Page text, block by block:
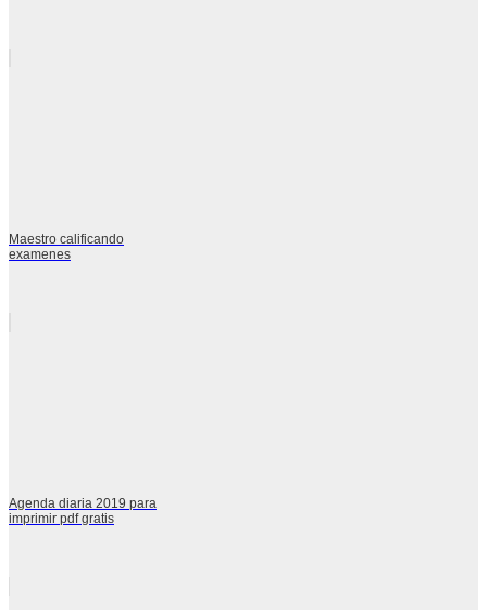
Maestro calificando
examenes
Agenda diaria 2019 para
imprimir pdf gratis